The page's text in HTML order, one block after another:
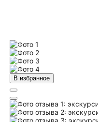
В избранное